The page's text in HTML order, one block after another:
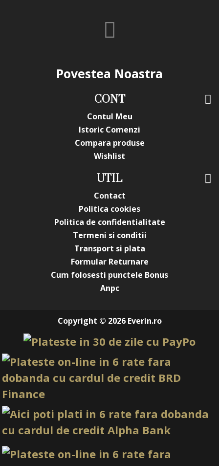
Povestea Noastra
CONT
Contul Meu
Istoric Comenzi
Compara produse
Wishlist
UTIL
Contact
Politica cookies
Politica de confidentialitate
Termeni si conditii
Transport si plata
Formular Returnare
Cum folosesti punctele Bonus
Anpc
Copyright © 2026 Everin.ro